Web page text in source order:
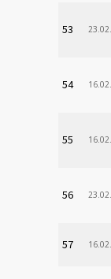
53
54
55
56
57